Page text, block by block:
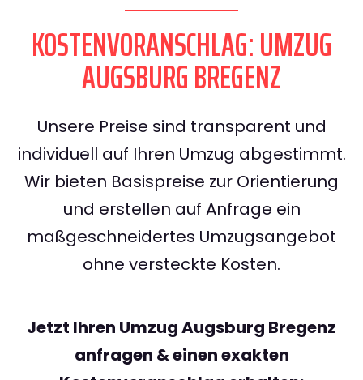
KOSTENVORANSCHLAG: UMZUG
AUGSBURG BREGENZ
Unsere Preise sind transparent und
individuell auf Ihren Umzug abgestimmt.
Wir bieten Basispreise zur Orientierung
und erstellen auf Anfrage ein
maßgeschneidertes Umzugsangebot
ohne versteckte Kosten.
Jetzt Ihren Umzug Augsburg Bregenz
anfragen & einen exakten